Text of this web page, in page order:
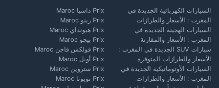
السيارات الكهربائية الجديدة في
المغرب : الأسعار والطرازات
السيارات الهجينة الجديدة في
المغرب : الأسعار والمقارنة
سيارات SUV الجديدة في المغرب :
الأسعار والطرازات المتوفرة
السيارات الأوتوماتيكية الجديدة في
المغرب : الأسعار والطرازات
Prix داسيا Maroc
Prix رينو Maroc
Prix هيونداي Maroc
Prix بيجو Maroc
Prix فولكس فاجن Maroc
Prix أوبل Maroc
Prix ستروين Maroc
Prix تويوتا Maroc